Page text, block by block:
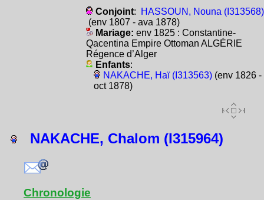
Conjoint:
HASSOUN, Nouna (I313568)
(env 1807 - ava 1878)
Mariage: env 1825 : Constantine-
Qacentina Empire Ottoman ALGÉRIE
Régence d’Alger
Enfants:
NAKACHE, Haï (I313563)(env 1826 -
oct 1878)
NAKACHE, Chalom (I315964)
Chronologie